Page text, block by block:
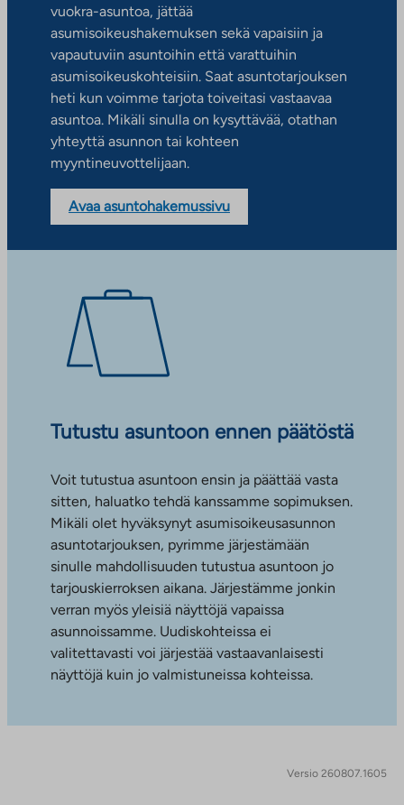
vuokra-asuntoa, jättää
asumisoikeushakemuksen sekä vapaisiin ja
vapautuviin asuntoihin että varattuihin
asumisoikeuskohteisiin. Saat asuntotarjouksen
heti kun voimme tarjota toiveitasi vastaavaa
asuntoa. Mikäli sinulla on kysyttävää, otathan
yhteyttä asunnon tai kohteen
myyntineuvottelijaan.
Avaa asuntohakemussivu
Tutustu asuntoon ennen päätöstä
Voit tutustua asuntoon ensin ja päättää vasta
sitten, haluatko tehdä kanssamme sopimuksen.
Mikäli olet hyväksynyt asumisoikeusasunnon
asuntotarjouksen, pyrimme järjestämään
sinulle mahdollisuuden tutustua asuntoon jo
tarjouskierroksen aikana. Järjestämme jonkin
verran myös yleisiä näyttöjä vapaissa
asunnoissamme. Uudiskohteissa ei
valitettavasti voi järjestää vastaavanlaisesti
näyttöjä kuin jo valmistuneissa kohteissa.
Versio 260807.1605